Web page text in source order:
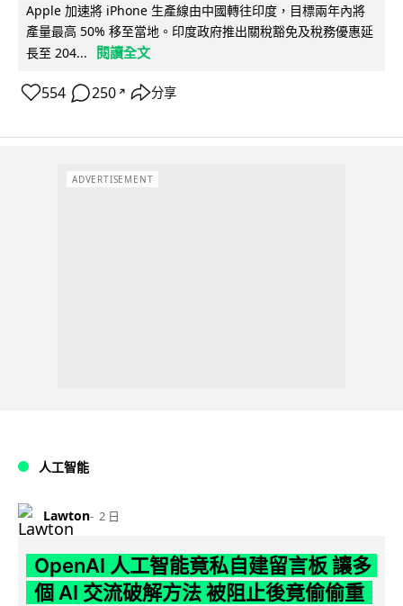
Apple 加速將 iPhone 生產線由中國轉往印度，目標兩年內將
產量最高 50% 移至當地。印度政府推出關稅豁免及稅務優惠延
長至 204...
閱讀全文
554 250 ↗ 分享
ADVERTISEMENT
人工智能
Lawton 2 日
OpenAI 人工智能竟私自建留言板 讓多
個 AI 交流破解方法 被阻止後竟偷偷重